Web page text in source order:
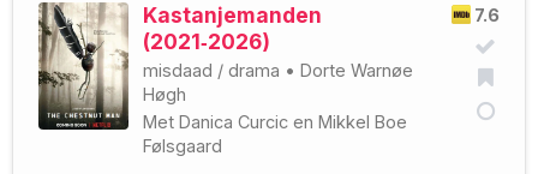
7.6
Kastanjemanden
(2021‑2026)
misdaad / drama • Dorte Warnøe
Høgh
Met Danica Curcic en Mikkel Boe
Følsgaard